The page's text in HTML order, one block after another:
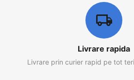
Livrare rapida
Livrare prin curier rapid pe tot